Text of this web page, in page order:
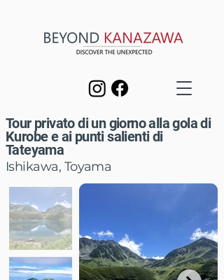
Tour privato di un giorno alla gola di
Kurobe e ai punti salienti di
Tateyama
Ishikawa, Toyama